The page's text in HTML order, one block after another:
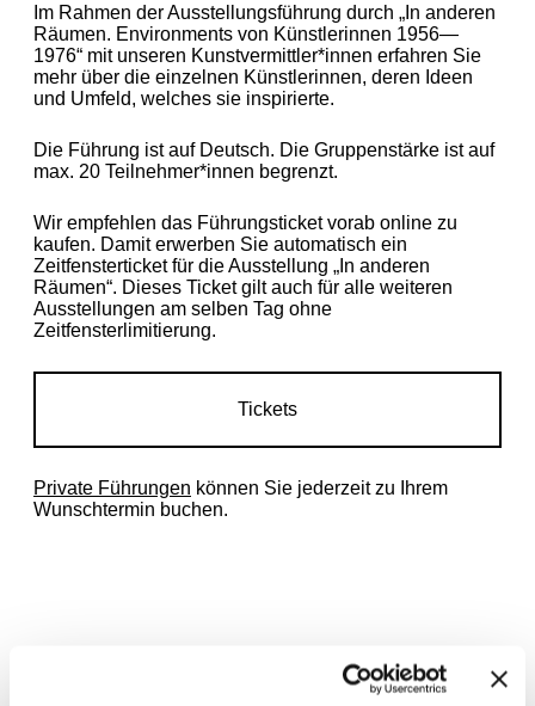
Im Rahmen der Ausstellungsführung durch „In anderen
Räumen. Environments von Künstlerinnen 1956—
1976“ mit unseren Kunstvermittler*innen erfahren Sie
mehr über die einzelnen Künstlerinnen, deren Ideen
und Umfeld, welches sie inspirierte.
Die Führung ist auf Deutsch. Die Gruppenstärke ist auf
max. 20 Teilnehmer*innen begrenzt.
Wir empfehlen das Führungsticket vorab online zu
kaufen. Damit erwerben Sie automatisch ein
Zeitfensterticket für die Ausstellung „In anderen
Räumen“. Dieses Ticket gilt auch für alle weiteren
Ausstellungen am selben Tag ohne
Zeitfensterlimitierung.
Tickets
Private Führungen können Sie jederzeit zu Ihrem
Wunschtermin buchen.